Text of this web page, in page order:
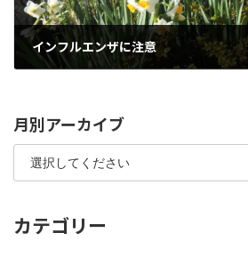
インフルエンザに注意
月別アーカイブ
カテゴリー